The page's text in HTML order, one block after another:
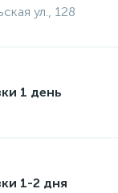
ул., 128
1 день
1-2 дня